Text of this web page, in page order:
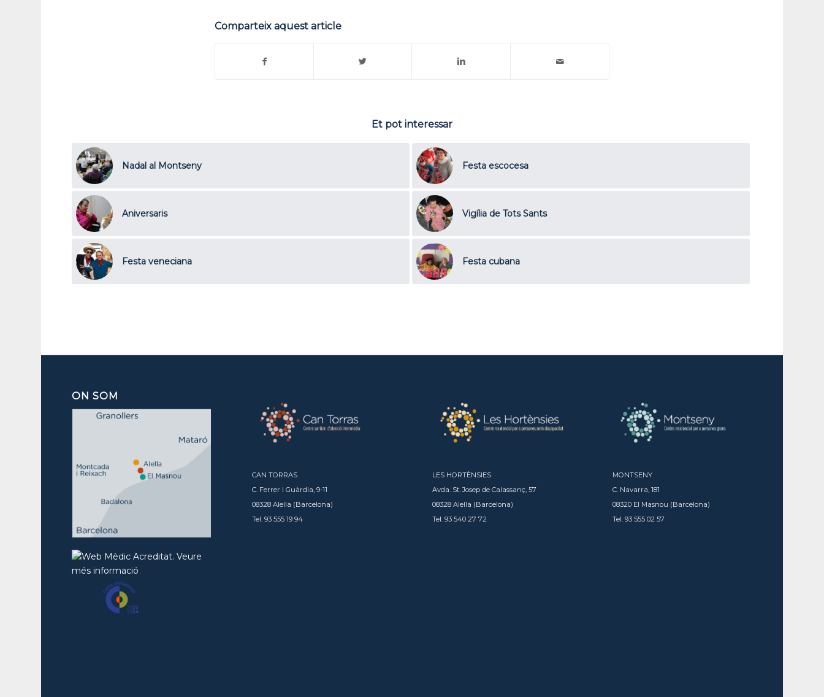
Comparteix aquest article
Et pot interessar
Nadal al Montseny Festa escocesa
Aniversaris Vigília de Tots Sants
Festa veneciana Festa cubana
ON SOM
CAN TORRAS
C. Ferrer i Guàrdia, 9-11
08328 Alella (Barcelona)
Tel. 93 555 19 94
LES HORTÈNSIES
Avda. St. Josep de Calassanç, 57
08328 Alella (Barcelona)
Tel. 93 540 27 72
MONTSENY
C. Navarra, 181
08320 El Masnou (Barcelona)
Tel. 93 555 02 57